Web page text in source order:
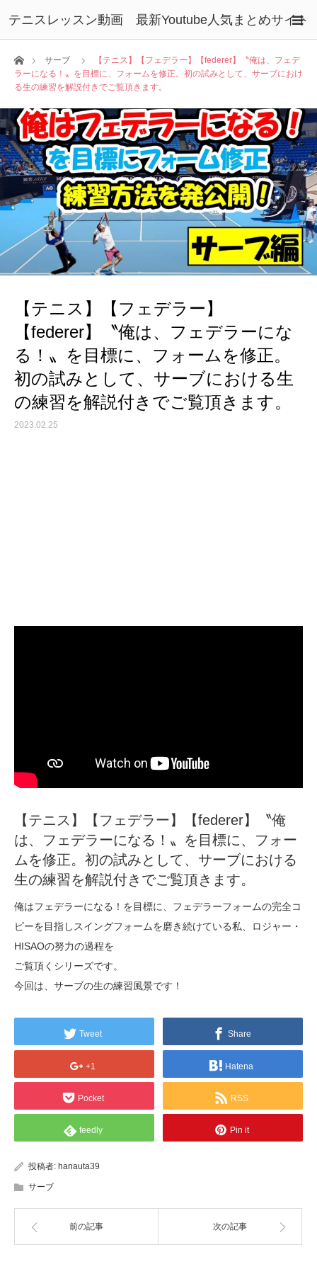
テニスレッスン動画 最新Youtube人気まとめサイト
ホームサーブ
【テニス】【フェデラー】【federer】〝俺は、フェデ
ラーになる！〟を目標に、フォームを修正。初の試みとして、サーブにおけ
る生の練習を解説付きでご覧頂きます。
【テニス】【フェデラー】
【federer】〝俺は、フェデラーにな
る！〟を目標に、フォームを修正。
初の試みとして、サーブにおける生
の練習を解説付きでご覧頂きます。
2023.02.25
【テニス】【フェデラー】【federer】〝俺
は、フェデラーになる！〟を目標に、フォー
ムを修正。初の試みとして、サーブにおける
生の練習を解説付きでご覧頂きます。
俺はフェデラーになる！を目標に、フェデラーフォームの完全コ
ピーを目指しスイングフォームを磨き続けている私、ロジャー・
HISAOの努力の過程を
ご覧頂くシリーズです。
今回は、サーブの生の練習風景です！
Tweet Share
+1 Hatena
Pocket RSS
feedly Pin it
投稿者: hanauta39
サーブ
前の記事 次の記事